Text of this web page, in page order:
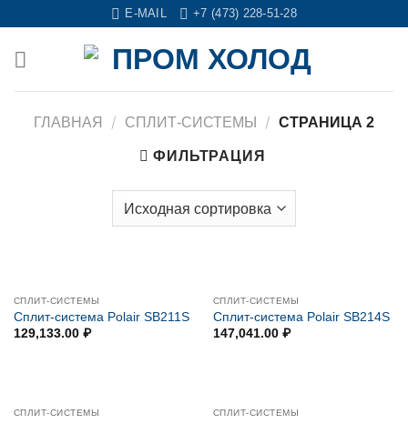
content
E-MAIL +7 (473) 228-51-28
ГЛАВНАЯ / СПЛИТ-СИСТЕМЫ / СТРАНИЦА 2
ФИЛЬТРАЦИЯ
СПЛИТ-СИСТЕМЫ
Сплит-система Polair SB211S
129,133.00 ₽
СПЛИТ-СИСТЕМЫ
Сплит-система Polair SB214S
147,041.00 ₽
СПЛИТ-СИСТЕМЫ СПЛИТ-СИСТЕМЫ